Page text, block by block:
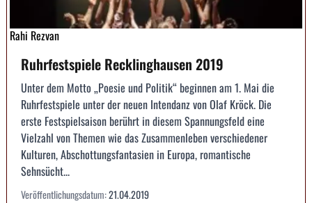
Rahi Rezvan
Ruhrfestspiele Recklinghausen 2019
Unter dem Motto „Poesie und Politik“ beginnen am 1. Mai die
Ruhrfestspiele unter der neuen Intendanz von Olaf Kröck. Die
erste Festspielsaison berührt in diesem Spannungsfeld eine
Vielzahl von Themen wie das Zusammenleben verschiedener
Kulturen, Abschottungsfantasien in Europa, romantische
Sehnsücht...
Veröffentlichungsdatum:21.04.2019